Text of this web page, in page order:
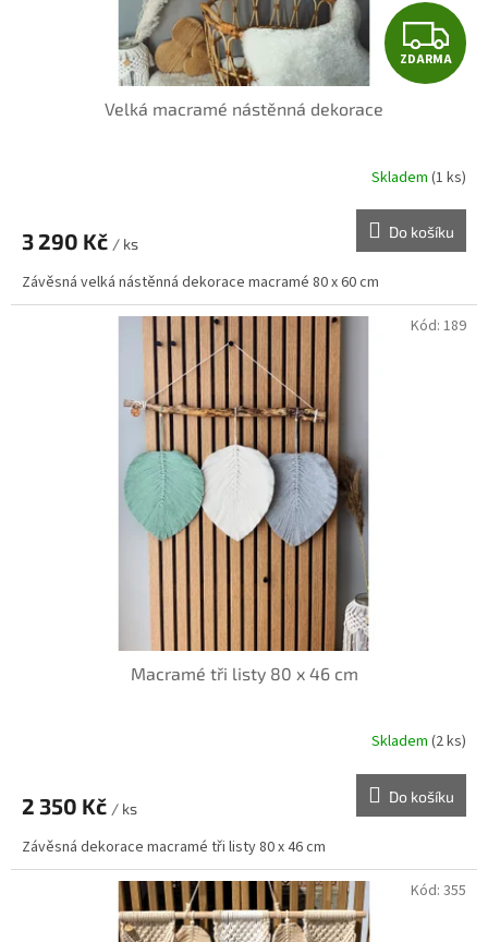
Z
D
R
M
A
ZDARMA
Velká macramé nástěnná dekorace
Skladem (1 ks)
3 290 Kč / ks
Do košíku
Závěsná velká nástěnná dekorace macramé 80 x 60 cm
Macramé tři listy 80 x 46 cm
Skladem (2 ks)
2 350 Kč / ks
Do košíku
Závěsná dekorace macramé tři listy 80 x 46 cm
Kód: 189
Kód: 355